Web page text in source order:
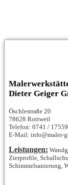
Dieter Geiger
Öschlestraße 20
78628 Rottweil
Telefon: 0741 /
E-Mail: info@maler-
Leistungen:
Zierprofile,
Schimmelsanierung,